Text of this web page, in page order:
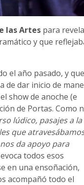
las Artespara
y que
el año pasado, y que
de dar inicio de
show de anoche (e
de Portas. Como
lúdico, pasajes a la
que
da apoyo para
todos esos
en una ensoñación,
acompañó todo el